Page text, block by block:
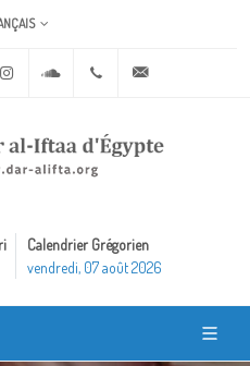
Instagram Soundcloud+20 2 25970400
Calendrier Grégorien
vendredi, 07 août 2026